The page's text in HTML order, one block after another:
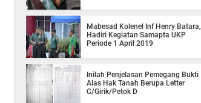
Mabesad Kolenel Inf Henry Batara,
Hadiri Kegiatan Samapta UKP
Periode 1 April 2019
Inilah Penjelasan Pemegang Bukti
Alas Hak Tanah Berupa Letter
C/Girik/Petok D